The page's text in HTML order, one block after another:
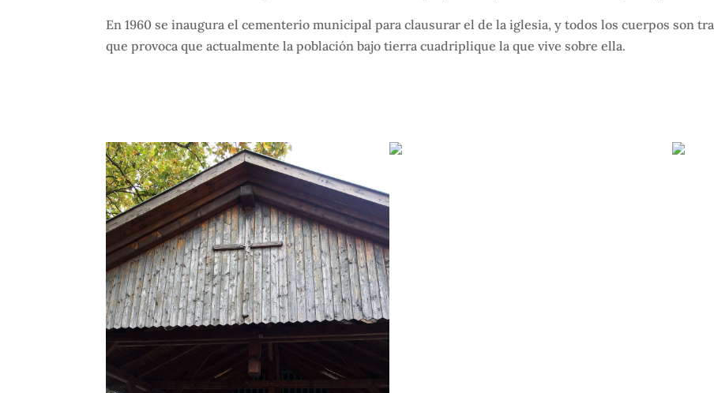
En 1960 se inaugura el cementerio municipal para clausurar el de la iglesia, y todos los cuerpos son
que provoca que actualmente la población bajo tierra cuadriplique la que vive sobre ella.